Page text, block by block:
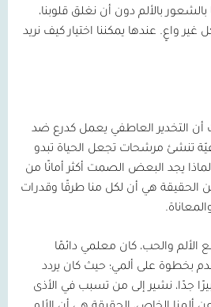
بالألم دون أن نغلق قلوبنا،
واعٍ. عندها يمكننا اختيار كيف نريد
أن التخدير العاطفي يعمل كدرع ضد
تنشئ مرشحات تجعل الحياة تبدو
لماذا يجد البعض الصمت أكثر أمانًا من
الحقيقة هي أن لكل منا طرقًا وقدرات
والحب، كان معلمي دائمًا
بخطوة على ألمي؛ حيث كان يردد
جدًا، نشير إلى من تسبب في الأذى